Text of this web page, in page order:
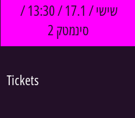
שישי / 17.1 / 13:30 /
סינמטק 2
Tickets